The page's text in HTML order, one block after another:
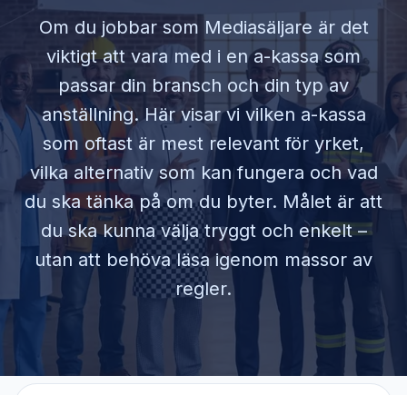
Om du jobbar som Mediasäljare är det
viktigt att vara med i en a-kassa som
passar din bransch och din typ av
anställning. Här visar vi vilken a-kassa
som oftast är mest relevant för yrket,
vilka alternativ som kan fungera och vad
du ska tänka på om du byter. Målet är att
du ska kunna välja tryggt och enkelt –
utan att behöva läsa igenom massor av
regler.